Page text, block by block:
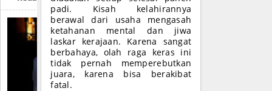
padi. Kisah kelahirannya
berawal dari usaha mengasah
ketahanan mental dan jiwa
laskar kerajaan. Karena sangat
berbahaya, olah raga keras ini
tidak pernah memperebutkan
juara, karena bisa berakibat
fatal.